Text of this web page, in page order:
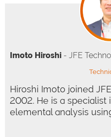
Imoto Hiroshi - JFE
Hiroshi Imoto joined
2002. He is a specialist
elemental analysis